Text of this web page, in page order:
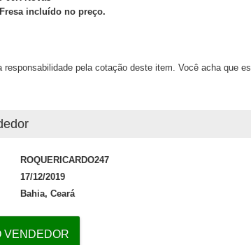
incluído no preço.
responsabilidade pela cotação deste item. Você acha que
ROQUERICARDO247
17/12/2019
Bahia, Ceará
VENDEDOR